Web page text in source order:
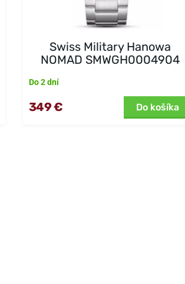
Swiss Military Hanowa
NOMAD SMWGH0004904
Do 2 dní
349 € Do košíka